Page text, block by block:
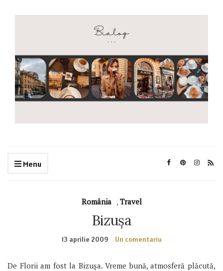
Menu
România , Travel
Bizușa
13 aprilie 2009 Un comentariu
De Florii am fost la Bizușa. Vreme bună, atmosferă plăcută,